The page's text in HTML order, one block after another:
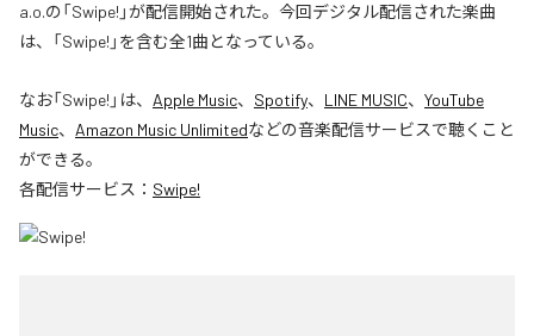
a.o.の「Swipe!」が配信開始された。今回デジタル配信された楽曲
は、「Swipe!」を含む全1曲となっている。
なお「Swipe! 」は、 Apple Music、 Spotify、 LINE MUSIC、 YouTube
Music、 Amazon Music Unlimitedなどの音楽配信サービスで聴くこと
ができる。
各配信サービス： Swipe!